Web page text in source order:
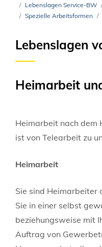
Lebenslagen Service-BW
Spezielle Arbeitsformen
Lebenslagen
Heimarbeit
Heimarbeit nach dem
ist von Telearbeit zu
Heimarbeit
Sie sind Heimarbeiter
Sie in einer selbst
beziehungsweise mit
Auftrag von